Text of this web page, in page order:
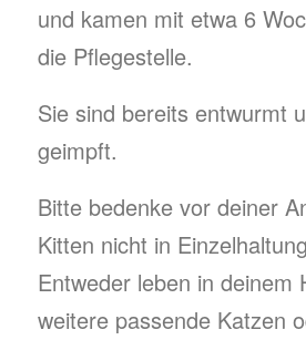
und kamen mit etwa 6
die Pflegestelle.
Sie sind bereits entwurmt
geimpft.
Bitte bedenke vor deiner
Kitten nicht in
Entweder leben in deinem
weitere passende Katzen